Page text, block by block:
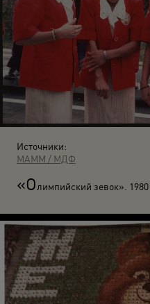
Источники:
МАММ / МДФ
«Олимпийский зевок».